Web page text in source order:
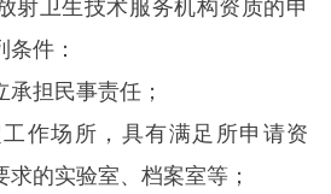
生技术服务机构资质的申
件：
担民事责任；
场所，具有满足所申请资
的实验室、档案室等；